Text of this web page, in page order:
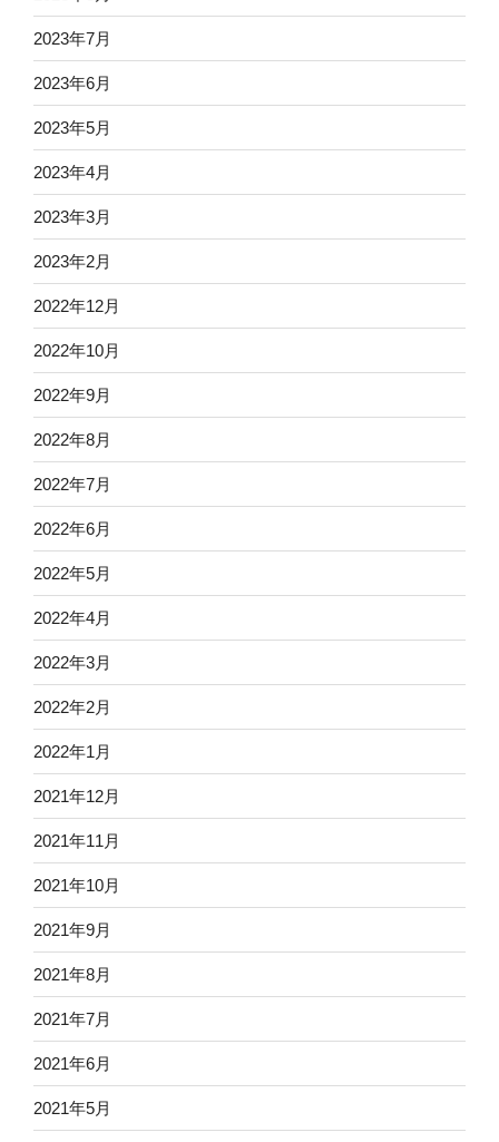
2023年7月
2023年6月
2023年5月
2023年4月
2023年3月
2023年2月
2022年12月
2022年10月
2022年9月
2022年8月
2022年7月
2022年6月
2022年5月
2022年4月
2022年3月
2022年2月
2022年1月
2021年12月
2021年11月
2021年10月
2021年9月
2021年8月
2021年7月
2021年6月
2021年5月